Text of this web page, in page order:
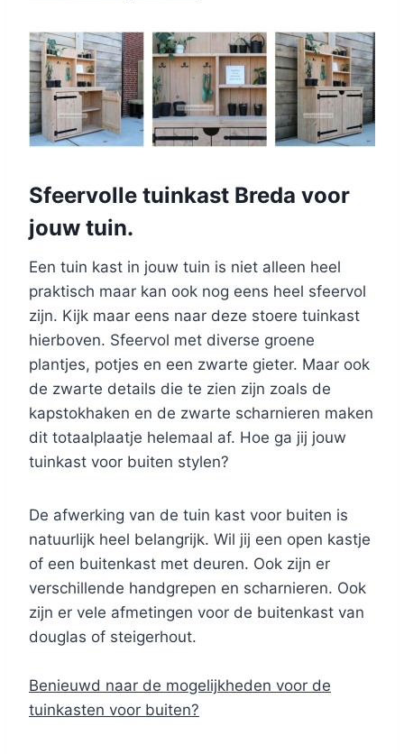
Sfeervolle tuinkast Breda voor
jouw tuin.
Een tuin kast in jouw tuin is niet alleen heel
praktisch maar kan ook nog eens heel sfeervol
zijn. Kijk maar eens naar deze stoere tuinkast
hierboven. Sfeervol met diverse groene
plantjes, potjes en een zwarte gieter. Maar ook
de zwarte details die te zien zijn zoals de
kapstokhaken en de zwarte scharnieren maken
dit totaalplaatje helemaal af. Hoe ga jij jouw
tuinkast voor buiten stylen?
De afwerking van de tuin kast voor buiten is
natuurlijk heel belangrijk. Wil jij een open kastje
of een buitenkast met deuren. Ook zijn er
verschillende handgrepen en scharnieren. Ook
zijn er vele afmetingen voor de buitenkast van
douglas of steigerhout.
Benieuwd naar de mogelijkheden voor de
tuinkasten voor buiten?